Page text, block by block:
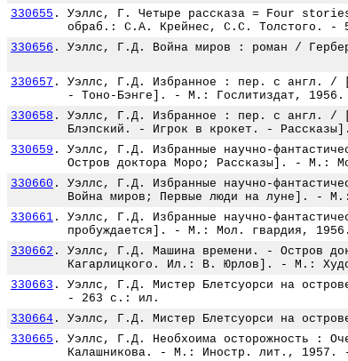
330655 .
Уэллс, Г. Четыре рассказа = Four
обраб.: С.А. Крейнес, С.С. Толстого.
330656 . Уэллс, Г.Д. Война миров : роман /
330657 .
Уэллс, Г.Д. Избранное : пер. с англ. /
- Тоно-Бэнге]. - М.: Гослитиздат,
330658 .
Уэллс, Г.Д. Избранное : пер. с англ. /
Блэпский. - Игрок в крокет. -
330659 .
Уэллс, Г.Д. Избранные научно-
Остров доктора Моро; Рассказы]. - М.:
330660 .
Уэллс, Г.Д. Избранные научно-
Война миров; Первые люди на луне]. -
330661 .
Уэллс, Г.Д. Избранные научно-
пробуждается]. - М.: Мол. гвардия,
330662 .
Уэллс, Г.Д. Машина времени. - Остров
Кагарлицкого. Ил.: В. Юрлов]. - М.:
330663 .
Уэллс, Г.Д. Мистер Блетсуорси на
- 263 с.: ил.
330664 . Уэллс, Г.Д. Мистер Блетсуорси на
330665 .
Уэллс, Г.Д. Необхоима осторожность :
Калашникова. - М.: Иностр. лит., 1957.